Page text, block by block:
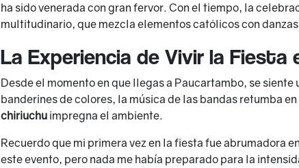
ha sido venerada con gran fervor. Con el tiempo, la
multitudinario, que mezcla elementos católicos con
La Experiencia de Vivir la Fiesta
Desde el momento en que llegas a Paucartambo, se
banderines de colores, la música de las bandas retumba
chiriuchu impregna el ambiente.
Recuerdo que mi primera vez en la fiesta fue abrumadora
este evento, pero nada me había preparado para la